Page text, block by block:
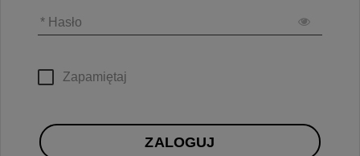
* Hasło
Zapamiętaj
ZALOGUJ